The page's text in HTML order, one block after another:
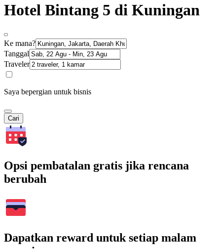
Hotel Bintang 5 di Kuningan
Ke mana?
Tanggal
Traveler
Saya bepergian untuk bisnis
Cari
Opsi pembatalan gratis jika rencana
berubah
Dapatkan reward untuk setiap malam